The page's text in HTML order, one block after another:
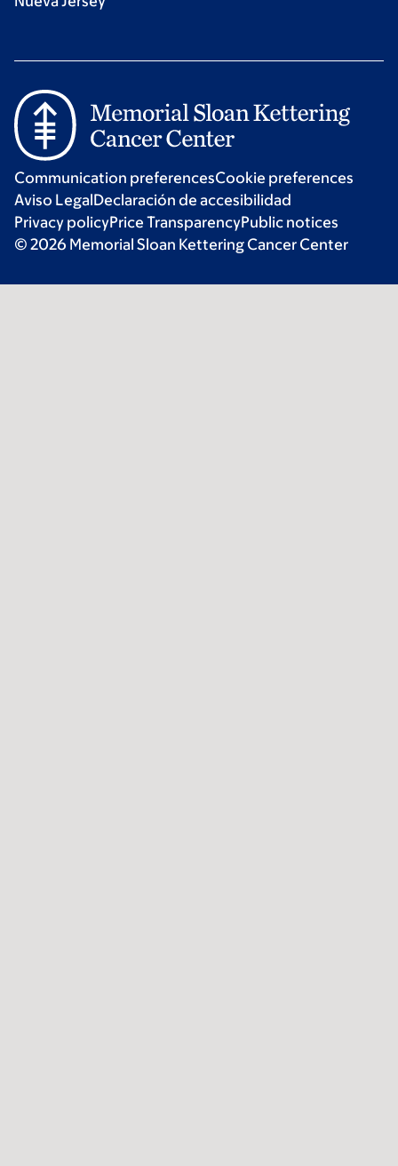
Communication preferencesCookie preferences
Aviso LegalDeclaración de accesibilidad
Privacy policyPrice TransparencyPublic notices
© 2026 Memorial Sloan Kettering Cancer Center